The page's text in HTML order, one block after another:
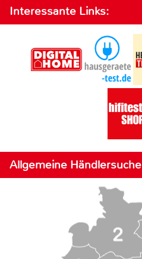
Interessante Links:
Allgemeine Händlersuche